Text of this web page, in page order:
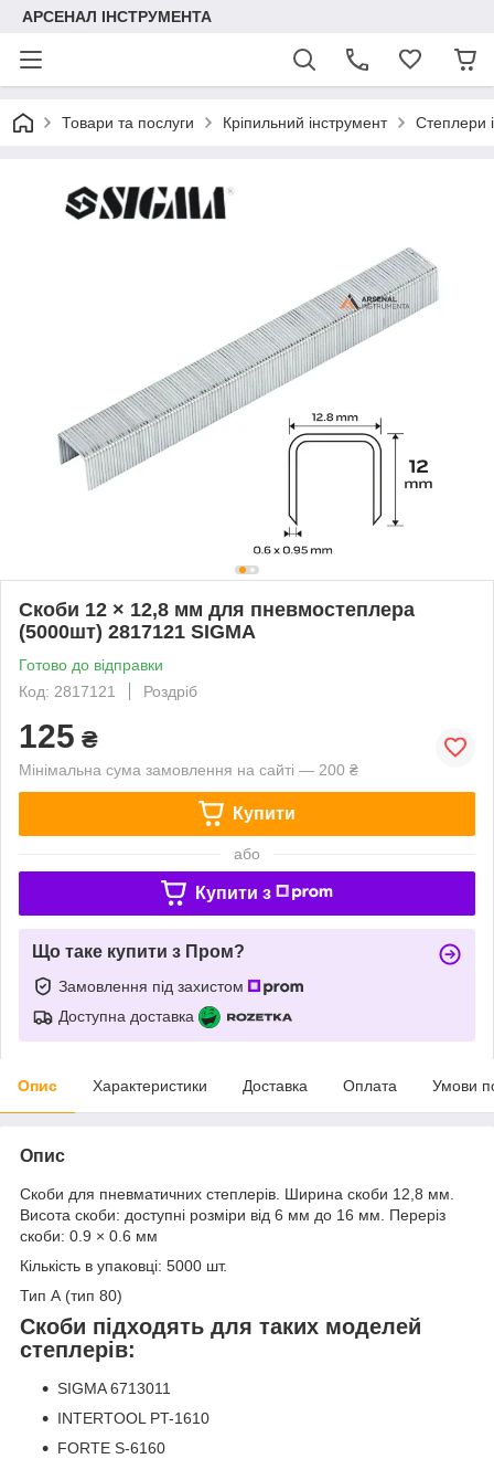
АРСЕНАЛ ІНСТРУМЕНТА
Товари та послуги Кріпильний інструмент Степлери
Скоби 12 × 12,8 мм для пневмостеплера
(5000шт) 2817121 SIGMA
Готово до відправки
Код: 2817121
Роздріб
125 ₴
Мінімальна сума замовлення на сайті — 200 ₴
Купити
або
Купити з
Що таке купити з Пром?
Замовлення під захистом
Доступна доставка
Опис Характеристики Доставка Оплата Умови
Опис
Скоби для пневматичних степлерів. Ширина скоби 12,8 мм.
Висота скоби: доступні розміри від 6 мм до 16 мм. Переріз
скоби: 0.9 × 0.6 мм
Кількість в упаковці: 5000 шт.
Тип А (тип 80)
Скоби підходять для таких моделей
степлерів:
SIGMA 6713011
INTERTOOL PT-1610
FORTE S-6160